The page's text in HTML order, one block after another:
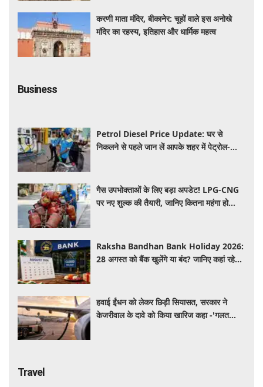
करणी माता मंदिर, बीकानेर: चूहों वाले इस अनोखे
मंदिर का रहस्य, इतिहास और धार्मिक महत्व
Business
Petrol Diesel Price Update: घर से
निकलने से पहले जान लें आपके शहर में पेट्रोल-
गैस उपभोक्ताओं के लिए बड़ा अपडेट! LPG-CNG
पर नए शुल्क की तैयारी, जानिए कितना महंगा हो
Raksha Bandhan Bank Holiday 2026:
28 अगस्त को बैंक खुलेंगे या बंद? जानिए कहां रहेगी
हवाई ईंधन को लेकर छिड़ी सियासत, सरकार ने
केजरीवाल के दावे को किया खारिज कहा -'गलत
Travel